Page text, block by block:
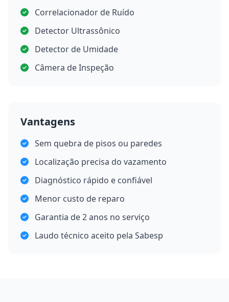
Correlacionador de Ruído
Detector Ultrassônico
Detector de Umidade
Câmera de Inspeção
Vantagens
Sem quebra de pisos ou paredes
Localização precisa do vazamento
Diagnóstico rápido e confiável
Menor custo de reparo
Garantia de 2 anos no serviço
Laudo técnico aceito pela Sabesp